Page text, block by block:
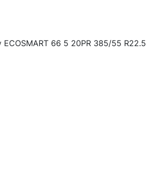
66 5 20PR 385/55 R22.5